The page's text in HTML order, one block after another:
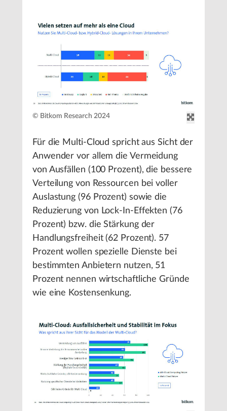
© Bitkom Research 2024
Für die Multi-Cloud spricht aus Sicht der
Anwender vor allem die Vermeidung
von Ausfällen (100 Prozent), die bessere
Verteilung von Ressourcen bei voller
Auslastung (96 Prozent) sowie die
Reduzierung von Lock-In-Effekten (76
Prozent) bzw. die Stärkung der
Handlungsfreiheit (62 Prozent). 57
Prozent wollen spezielle Dienste bei
bestimmten Anbietern nutzen, 51
Prozent nennen wirtschaftliche Gründe
wie eine Kostensenkung.